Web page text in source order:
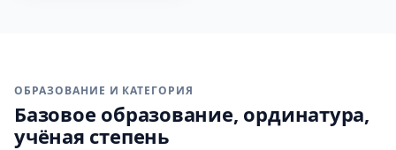
ОБРАЗОВАНИЕ И КАТЕГОРИЯ
Базовое образование, ординатура,
учёная степень